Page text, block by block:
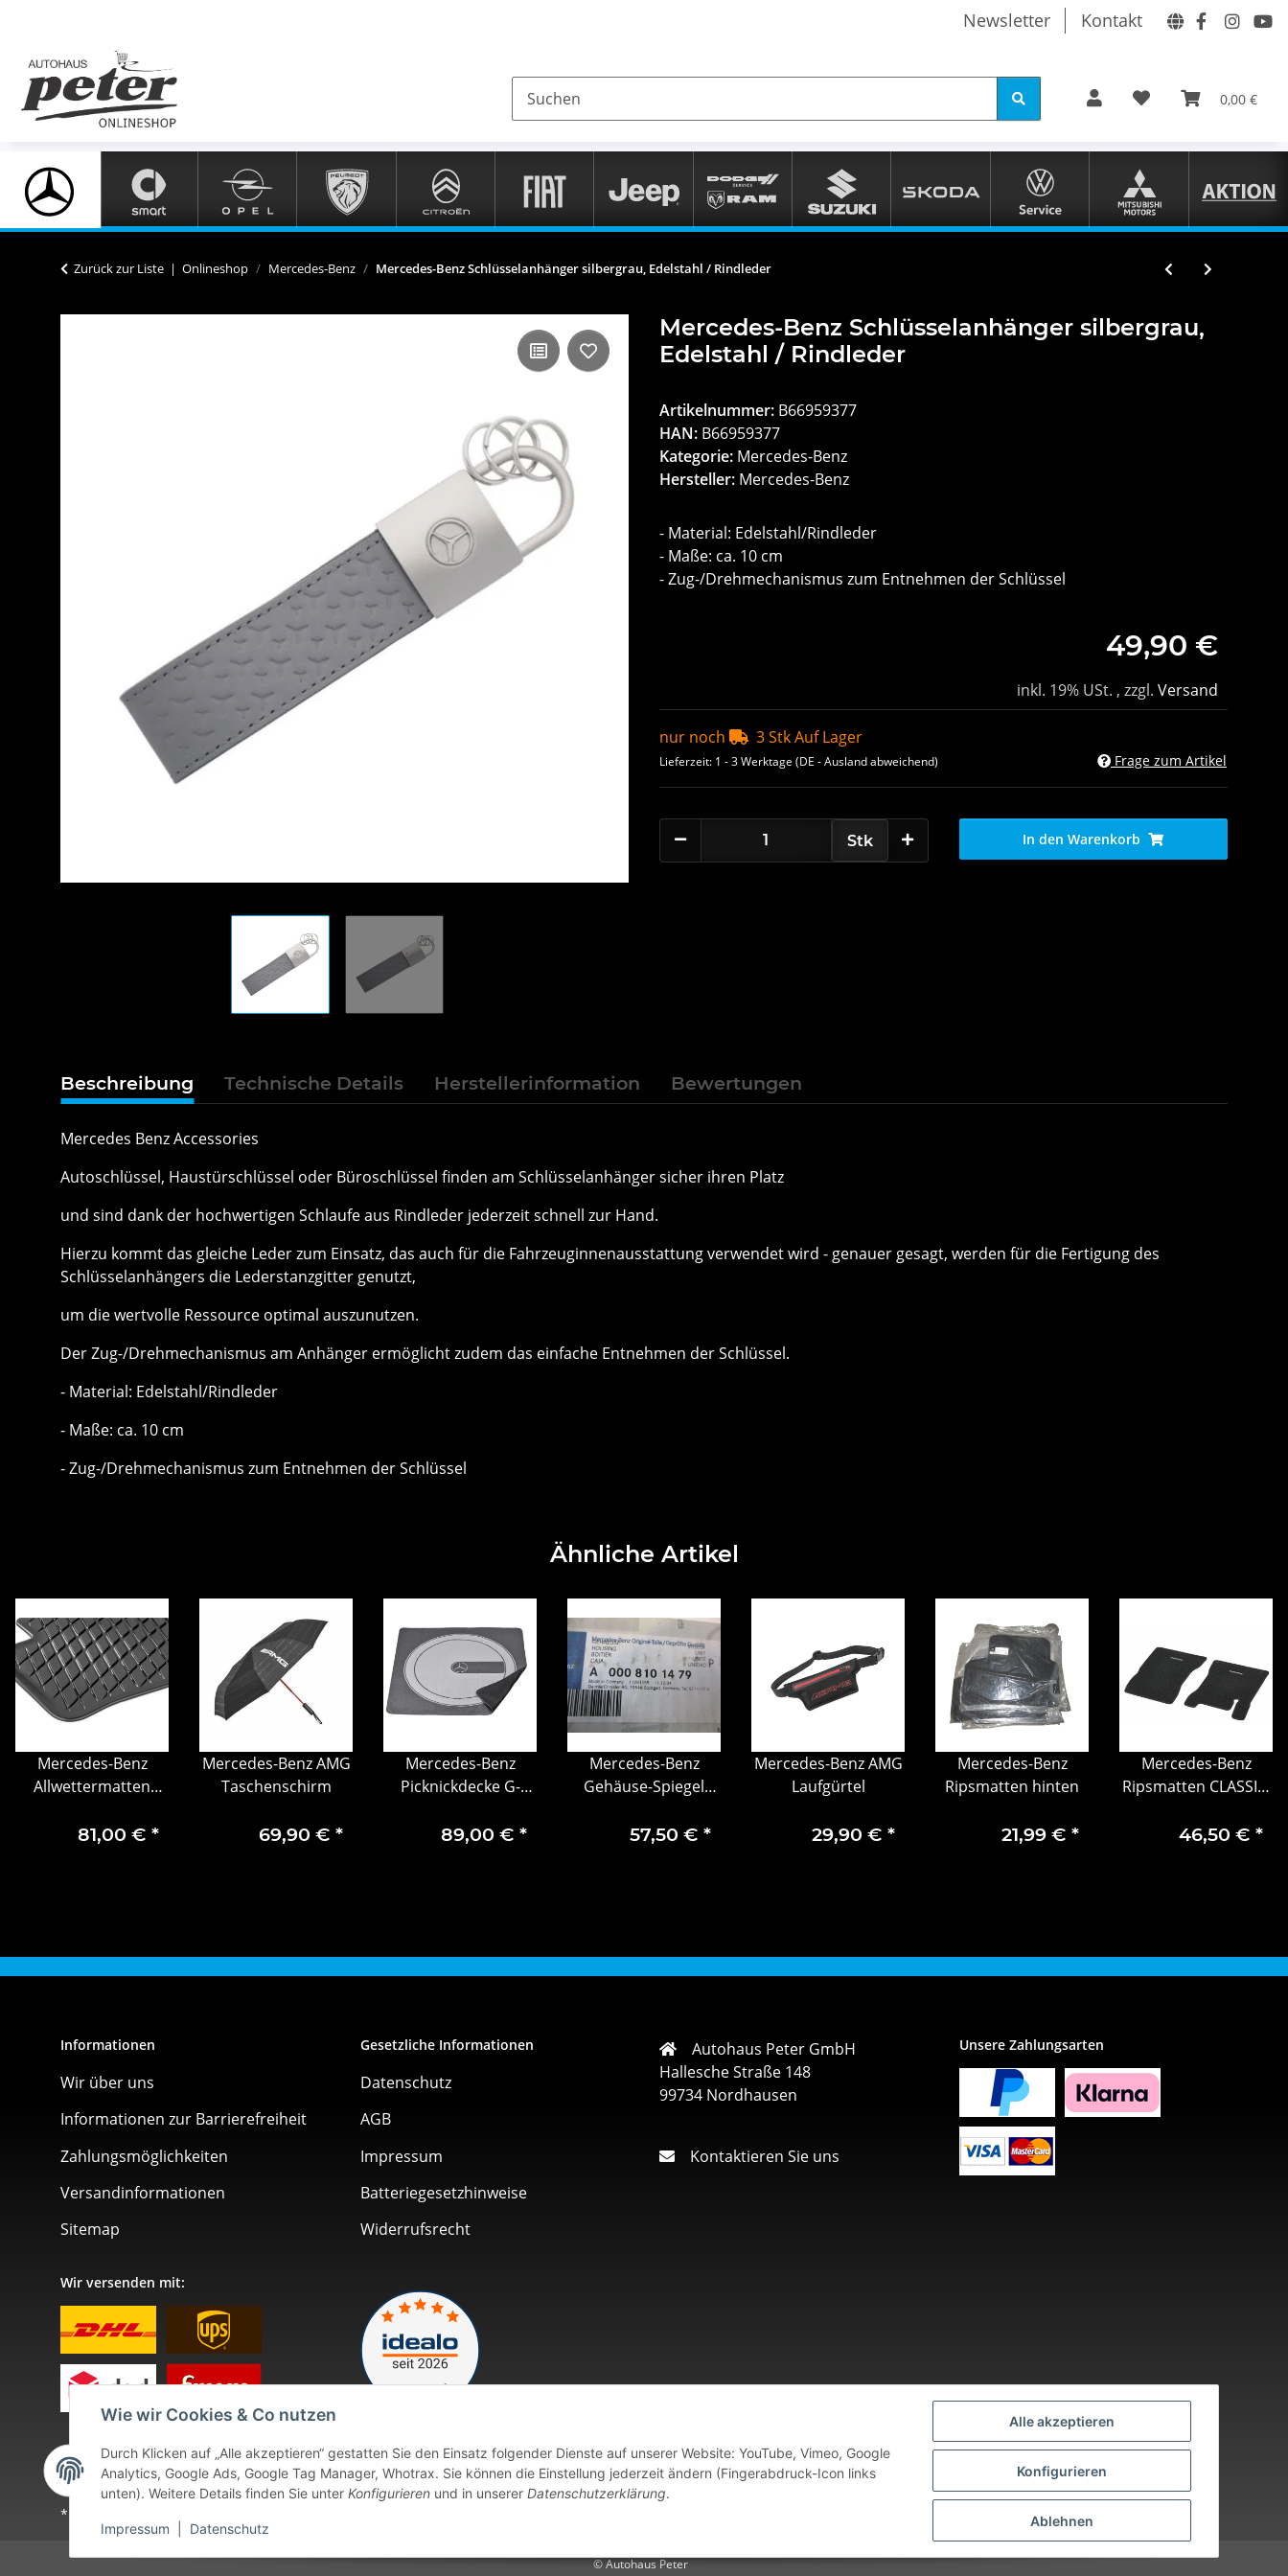
Alle akzeptieren
Konfigurieren
Ablehnen
Wie wir Cookies & Co nutzen
Durch Klicken auf „Alle akzeptieren“ gestatten Sie den Einsatz folgender Dienste auf unserer Website: YouTube, Vimeo, Google
Analytics, Google Ads, Google Tag Manager, Whotrax. Sie können die Einstellung jederzeit ändern (Fingerabdruck-Icon links
unten). Weitere Details finden Sie unter Konfigurieren und in unserer Datenschutzerklärung.
Impressum Datenschutz
Newsletter Kontakt
0,00 €
Zurück zur Liste Onlineshop Mercedes-Benz Mercedes-Benz Schlüsselanhänger silbergrau, Edelstahl / Rindleder
Mercedes-Benz Schlüsselanhänger silbergrau,
Edelstahl / Rindleder
Artikelnummer: B66959377
HAN: B66959377
Kategorie: Mercedes-Benz
Hersteller: Mercedes-Benz
- Material: Edelstahl/Rindleder
- Maße: ca. 10 cm
- Zug-/Drehmechanismus zum Entnehmen der Schlüssel
49,90 €
inkl. 19% USt. , zzgl. Versand
nur noch 3 Stk Auf Lager
Lieferzeit: 1 - 3 Werktage (DE - Ausland abweichend) Frage zum Artikel
Stk In den Warenkorb
Beschreibung Technische Details Herstellerinformation Bewertungen
Mercedes Benz Accessories
Autoschlüssel, Haustürschlüssel oder Büroschlüssel finden am Schlüsselanhänger sicher ihren Platz
und sind dank der hochwertigen Schlaufe aus Rindleder jederzeit schnell zur Hand.
Hierzu kommt das gleiche Leder zum Einsatz, das auch für die Fahrzeuginnenausstattung verwendet wird - genauer gesagt, werden für die Fertigung des
Schlüsselanhängers die Lederstanzgitter genutzt,
um die wertvolle Ressource optimal auszunutzen.
Der Zug-/Drehmechanismus am Anhänger ermöglicht zudem das einfache Entnehmen der Schlüssel.
- Material: Edelstahl/Rindleder
- Maße: ca. 10 cm
- Zug-/Drehmechanismus zum Entnehmen der Schlüssel
Ähnliche Artikel
Mercedes-Benz
Allwettermatten
Fahrer-/Beifahrermatte,
81,00 € *
Mercedes-Benz AMG
Taschenschirm
69,90 € *
Mercedes-Benz
Picknickdecke G-
hellgrau, Polyester
89,00 € *
Mercedes-Benz
Gehäuse-Spiegel
A0008101479
57,50 € *
Mercedes-Benz AMG
Laufgürtel
29,90 € *
Mercedes-Benz
Ripsmatten hinten
21,99 € *
Mercedes-Benz
Ripsmatten CLASSIC,
2-teilig
46,50 € *
Informationen
Wir über uns
Informationen zur Barrierefreiheit
Zahlungsmöglichkeiten
Versandinformationen
Sitemap
Gesetzliche Informationen
Datenschutz
AGB
Impressum
Batteriegesetzhinweise
Widerrufsrecht
Autohaus Peter GmbH
Hallesche Straße 148
99734 Nordhausen
Kontaktieren Sie uns
Unsere Zahlungsarten
Wir versenden mit:
Vertrag widerrufen
* Alle Preise inkl. gesetzlicher USt., zzgl.
© Autohaus Peter